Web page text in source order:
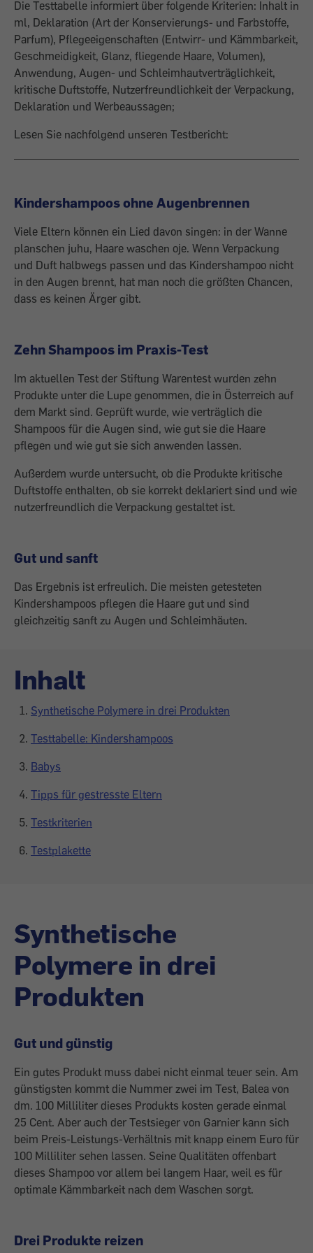
Die Testtabelle informiert über folgende Kriterien: Inhalt in
ml, Deklaration (Art der Konservierungs- und Farbstoffe,
Parfum), Pflegeeigenschaften (Entwirr- und Kämmbarkeit,
Geschmeidigkeit, Glanz, fliegende Haare, Volumen),
Anwendung, Augen- und Schleimhautverträglichkeit,
kritische Duftstoffe, Nutzerfreundlichkeit der Verpackung,
Deklaration und Werbeaussagen;
Lesen Sie nachfolgend unseren Testbericht:
Kindershampoos ohne Augenbrennen
Viele Eltern können ein Lied davon singen: in der Wanne
planschen juhu, Haare waschen oje. Wenn Verpackung
und Duft halbwegs passen und das Kindershampoo nicht
in den Augen brennt, hat man noch die größten Chancen,
dass es keinen Ärger gibt.
Zehn Shampoos im Praxis-Test
Im aktuellen Test der Stiftung Warentest wurden zehn
Produkte unter die Lupe genommen, die in Österreich auf
dem Markt sind. Geprüft wurde, wie verträglich die
Shampoos für die Augen sind, wie gut sie die Haare
pflegen und wie gut sie sich anwenden lassen.
Außerdem wurde untersucht, ob die Produkte kritische
Duftstoffe enthalten, ob sie korrekt deklariert sind und wie
nutzerfreundlich die Verpackung gestaltet ist.
Gut und sanft
Das Ergebnis ist erfreulich. Die meisten getesteten
Kindershampoos pflegen die Haare gut und sind
gleichzeitig sanft zu Augen und Schleimhäuten.
Inhalt
Synthetische Polymere in drei Produkten
Testtabelle: Kindershampoos
Babys
Tipps für gestresste Eltern
Testkriterien
Testplakette
Synthetische
Polymere in drei
Produkten
Gut und günstig
Ein gutes Produkt muss dabei nicht einmal teuer sein. Am
günstigsten kommt die Nummer zwei im Test, Balea von
dm. 100 Milliliter dieses Produkts kosten ­gerade einmal
25 Cent. Aber auch der Testsieger von Garnier kann sich
beim Preis-­Leistungs-Verhältnis mit knapp einem Euro für
100 Milliliter sehen lassen. Seine Quali­täten offenbart
dieses Shampoo vor allem bei langem Haar, weil es für
optimale Kämmbarkeit nach dem Waschen sorgt.
Drei Produkte reizen